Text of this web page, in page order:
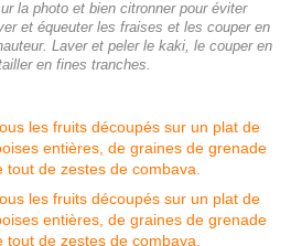
la photo et bien citronner pour éviter
et équeuter les fraises et les couper en
Laver et peler le kaki, le couper en
en fines tranches.